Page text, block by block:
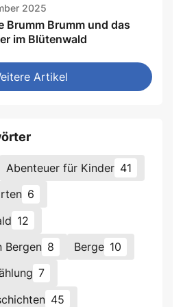
2025
Brumm Brumm und das
im Blütenwald
Artikel
Abenteuer für Kinder 41
6
12
Bergen 8 Berge 10
7
45